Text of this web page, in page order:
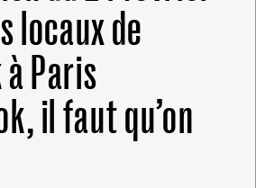
locaux de
à Paris
il faut qu’on